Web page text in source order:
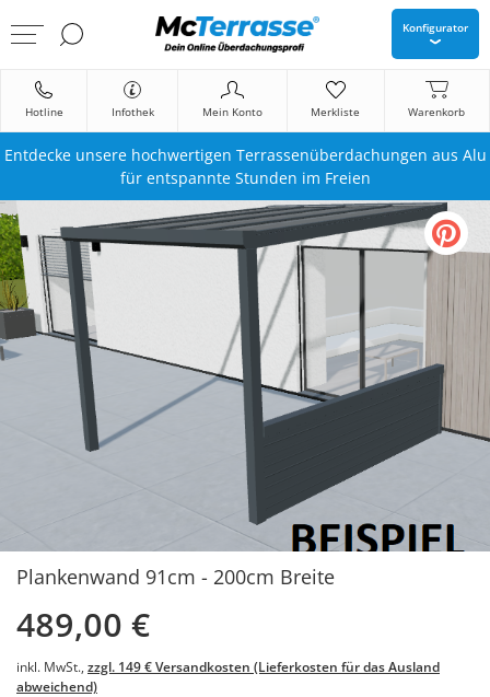
Konfigurator
Hotline Infothek Mein Konto Merkliste Warenkorb
Entdecke unsere hochwertigen Terrassenüberdachungen aus Alu
für entspannte Stunden im Freien
Plankenwand 91cm - 200cm Breite
489,00 €
inkl. MwSt., zzgl. 149 € Versandkosten (Lieferkosten für das Ausland
abweichend)